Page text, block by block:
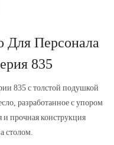
Для Персонала
835
835 с толстой подушкой
разработанное с упором
и прочная конструкция
столом.